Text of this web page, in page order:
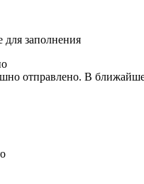
для заполнения
отправлено. В